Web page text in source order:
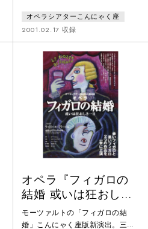
う珍しい編成。
オペラシアターこんにゃく座
2001.02.17 収録
オペラ『フィガロの
結婚 或いは狂おしき
一日』赤組
モーツァルトの「フィガロの結
婚」こんにゃく座版新演出。三度